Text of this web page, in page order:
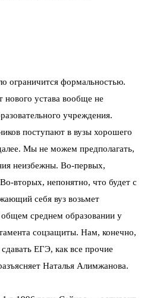
ограничится формальностью.
устава вообще не
учреждения.
поступают в вузы хорошего
Мы не можем предполагать,
неизбежны. Во-первых,
вторых, непонятно, что будет с
себя вуз возьмет
среднем образовании у
соцзащиты. Нам, конечно,
ЕГЭ, как все прочие
Наталья Алимжанова.